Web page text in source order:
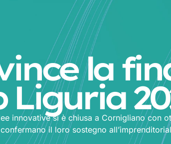
la
Liguria
innovative si è chiusa a Cornigliano con
il loro sostegno